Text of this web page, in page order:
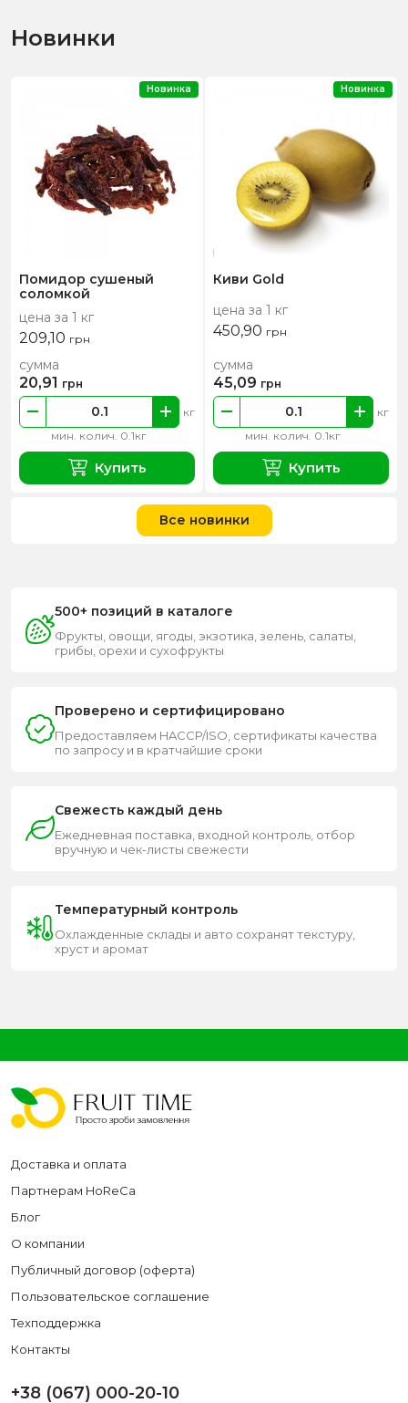
Новинки
Помидор сушеный
соломкой
цена за 1 кг
209,10 грн
мин. колич. 0.1кг
кг
сумма
20,91 грн
Купить
Новинка
Киви Gold
цена за 1 кг
450,90 грн
мин. колич. 0.1кг
кг
сумма
45,09 грн
Купить
Новинка
Все новинки
500+ позиций в каталоге
Фрукты, овощи, ягоды, экзотика, зелень, салаты,
грибы, орехи и сухофрукты
Проверено и сертифицировано
Предоставляем HACCP/ISO, сертификаты качества
по запросу и в кратчайшие сроки
Свежесть каждый день
Ежедневная поставка, входной контроль, отбор
вручную и чек-листы свежести
Температурный контроль
Охлажденные склады и авто сохранят текстуру,
хруст и аромат
Доставка и оплата
Партнерам HoReCa
Блог
О компании
Публичный договор (оферта)
Пользовательское соглашение
Техподдержка
Контакты
+38 (067) 000-20-10